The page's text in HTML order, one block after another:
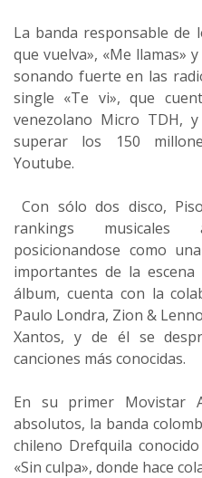
La banda responsable de
que vuelva», «Me llamas»
sonando fuerte en las
single «Te vi», que
venezolano Micro TDH,
superar los 150
Youtube.
Con sólo dos disco,
rankings musicales
posicionandose como
importantes de la
álbum, cuenta con la
Paulo Londra, Zion &
Xantos, y de él se
canciones más conocidas.
En su primer Movistar
absolutos, la banda
chileno Drefquila
«Sin culpa», donde hace